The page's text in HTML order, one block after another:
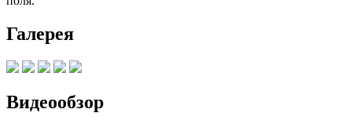
Галерея
Видеообзор